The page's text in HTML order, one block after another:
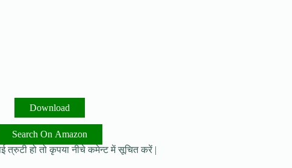
Download
Search On Amazon
त्रुटी हो तो कृपया नीचे कमेन्ट में सूचित करें |